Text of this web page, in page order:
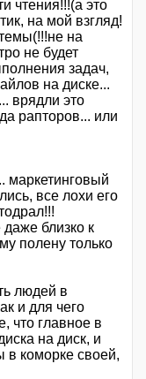
чтения!!!(а это
на мой взгляд!
на
не будет
задач,
на диске...
врядли это
рапторов... или
маркетинговый
все лохи его
близко к
полену только
людей в
и для чего
что главное в
на диск, и
в коморке своей,